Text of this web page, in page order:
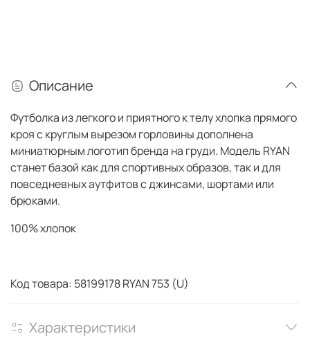
Описание
Футболка из легкого и приятного к телу хлопка прямого
кроя с круглым вырезом горловины дополнена
миниатюрным логотип бренда на груди. Модель RYAN
станет базой как для спортивных образов, так и для
повседневных аутфитов с джинсами, шортами или
брюками.
100% хлопок
Код товара: 58199178 RYAN 753 (U)
Характеристики